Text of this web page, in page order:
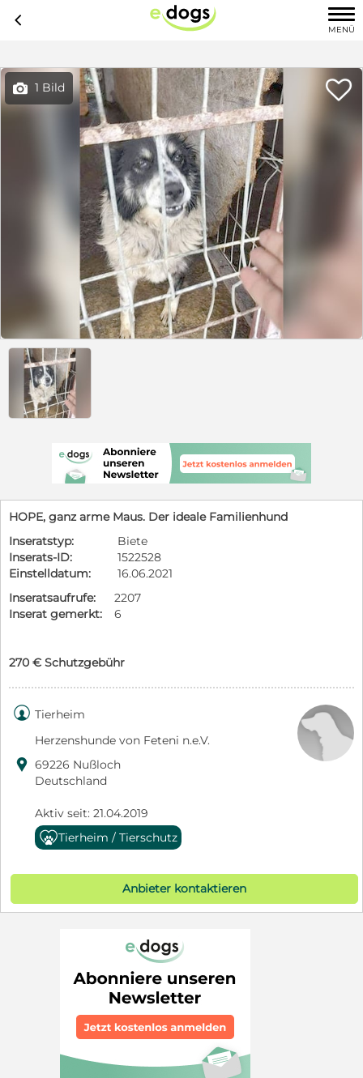
c
MENÜ
 1 Bild 
HOPE, ganz arme Maus. Der ideale Familienhund
Inseratstyp:
Biete
Inserats-ID:
1522528
Einstelldatum:
16.06.2021
Inseratsaufrufe:
2207
Inserat gemerkt:
6
270 € Schutzgebühr
 Tierheim
Herzenshunde von Feteni n.e.V.
 69226 Nußloch
Deutschland
Aktiv seit: 21.04.2019
Tierheim / Tierschutz
Anbieter kontaktieren